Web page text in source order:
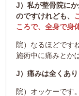
J）私が整骨院に
のですけれども、
ころで、全身で身
院）なるほどです
施術中に痛みとか
J）痛みは全くあり
院）オッケーです。